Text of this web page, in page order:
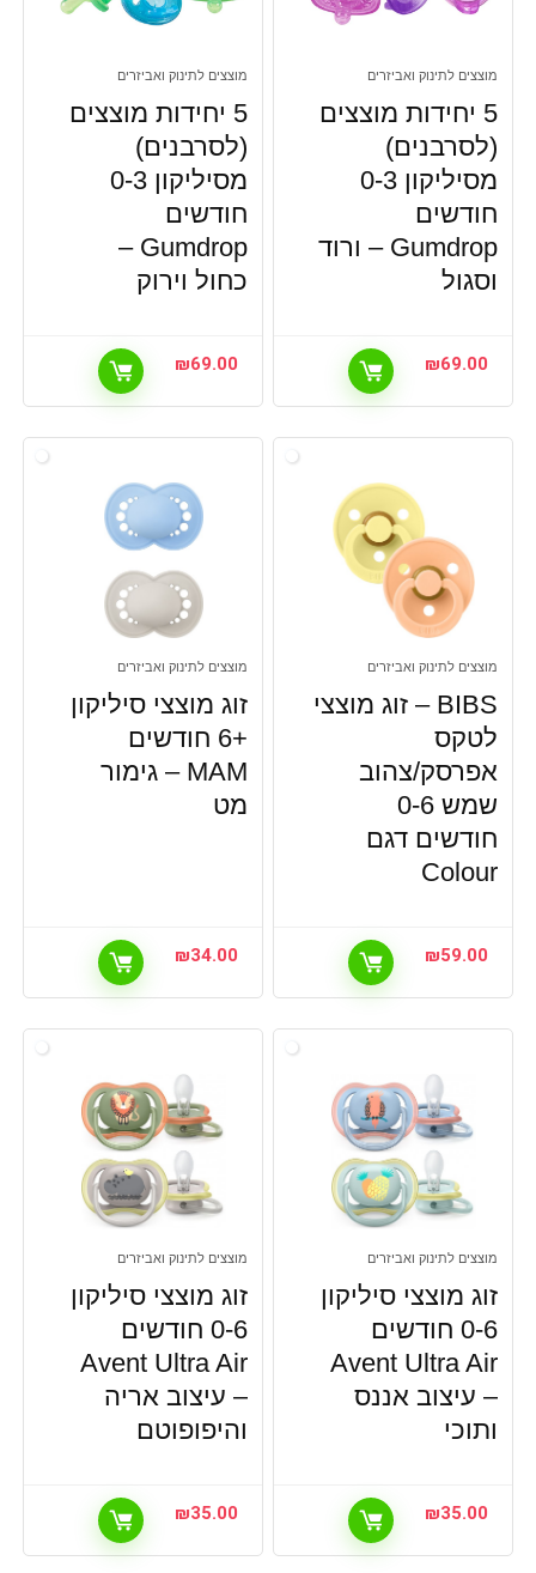
מוצצים לתינוק ואביזרים
5 יחידות מוצצים
(לסרבנים)
מסיליקון 0-3
חודשים
Gumdrop – ורוד
וסגול
₪69.00
מוצצים לתינוק ואביזרים
5 יחידות מוצצים
(לסרבנים)
מסיליקון 0-3
חודשים
Gumdrop –
כחול וירוק
₪69.00
מוצצים לתינוק ואביזרים
BIBS – זוג מוצצי
לטקס
אפרסק/צהוב
שמש 0-6
חודשים דגם
Colour
₪59.00
מוצצים לתינוק ואביזרים
זוג מוצצי סיליקון
+6 חודשים
MAM – גימור
מט
₪34.00
מוצצים לתינוק ואביזרים
זוג מוצצי סיליקון
0-6 חודשים
Avent Ultra Air
– עיצוב אננס
ותוכי
₪35.00
מוצצים לתינוק ואביזרים
זוג מוצצי סיליקון
0-6 חודשים
Avent Ultra Air
– עיצוב אריה
והיפופוטם
₪35.00